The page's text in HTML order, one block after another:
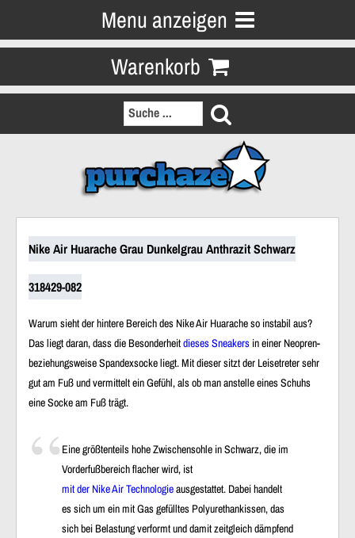
Menu anzeigen
Warenkorb
Nike Air Huarache Grau Dunkelgrau Anthrazit Schwarz
318429-082
Warum sieht der hintere Bereich des Nike Air Huarache so instabil aus?
Das liegt daran, dass die Besonderheitdieses Sneakers in einer Neopren-
beziehungsweise Spandexsocke liegt. Mit dieser sitzt der Leisetreter sehr
gut am Fuß und vermittelt ein Gefühl, als ob man anstelle eines Schuhs
eine Socke am Fuß trägt.
Eine größtenteils hohe Zwischensohle in Schwarz, die im
Vorderfußbereich flacher wird, ist
mit der Nike Air Technologieausgestattet. Dabei handelt
es sich um ein mit Gas gefülltes Polyurethankissen, das
sich bei Belastung verformt und damit zeitgleich dämpfend